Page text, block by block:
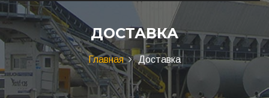
ДОСТАВКА
Главная Доставка